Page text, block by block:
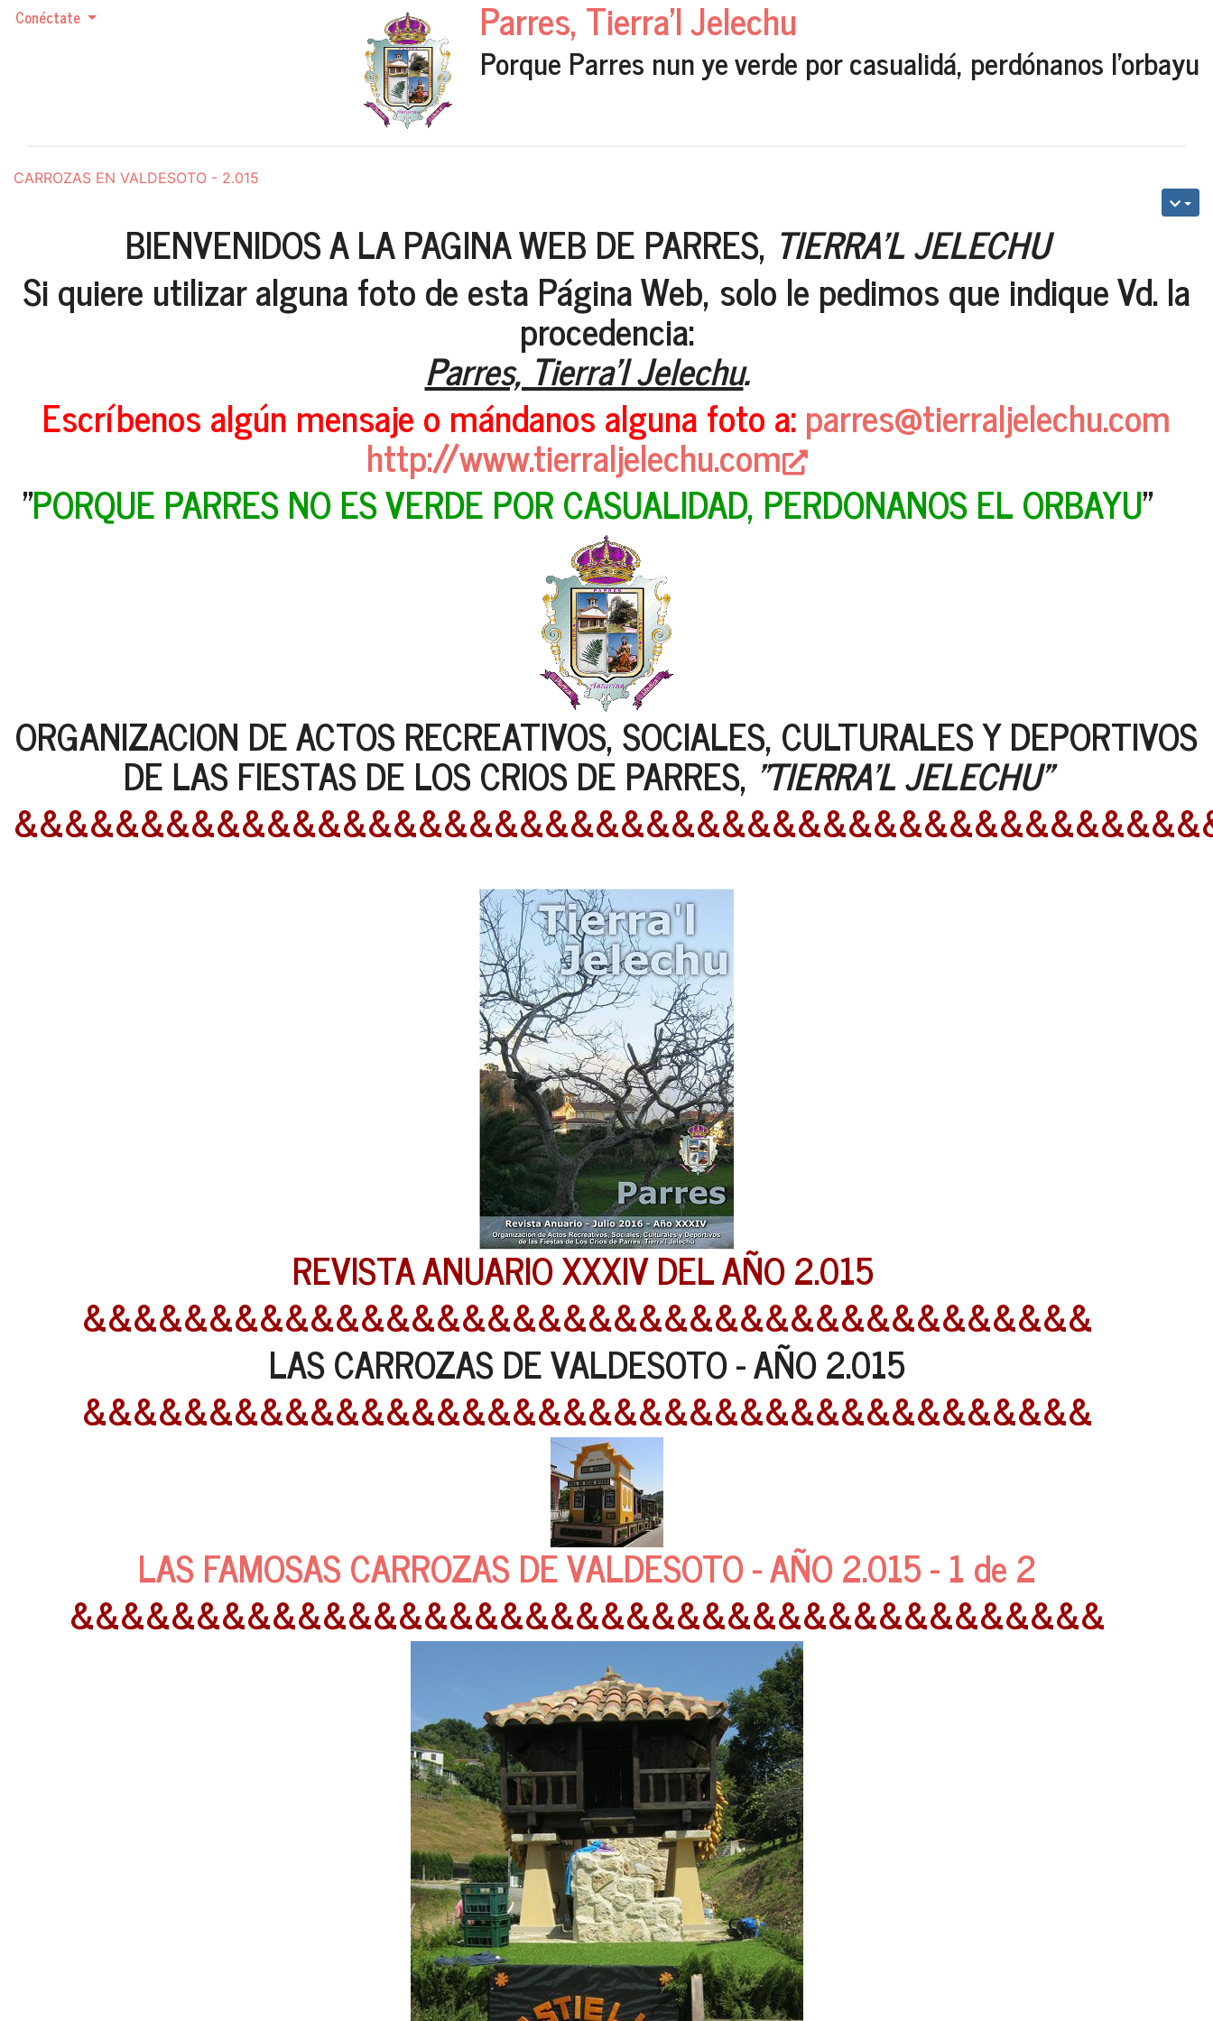
Conéctate Parres, Tierra'l Jelechu
Porque Parres nun ye verde por casualidá, perdónanos l'orbayu
CARROZAS EN VALDESOTO - 2.015
BIENVENIDOS A LA PAGINA WEB DE PARRES, TIERRA'L JELECHU
Si quiere utilizar alguna foto de esta Página Web, solo le pedimos que indique Vd. la
procedencia:
Parres, Tierra'l Jelechu.
Escríbenos algún mensaje o mándanos alguna foto a:parres@tierraljelechu.com
http://www.tierraljelechu.com
"PORQUE PARRES NO ES VERDE POR CASUALIDAD, PERDONANOS EL ORBAYU"
ORGANIZACION DE ACTOS RECREATIVOS, SOCIALES, CULTURALES Y DEPORTIVOS
DE LAS FIESTAS DE LOS CRIOS DE PARRES, "TIERRA'L JELECHU"
REVISTA ANUARIO XXXIV DEL AÑO 2.015
&&&&&&&&&&&&&&&&&&&&&&&&&&&&&&&&&&&&&&&&
LAS CARROZAS DE VALDESOTO - AÑO 2.015
&&&&&&&&&&&&&&&&&&&&&&&&&&&&&&&&&&&&&&&&
LAS FAMOSAS CARROZAS DE VALDESOTO - AÑO 2.015 - 1 de 2
&&&&&&&&&&&&&&&&&&&&&&&&&&&&&&&&&&&&&&&&&